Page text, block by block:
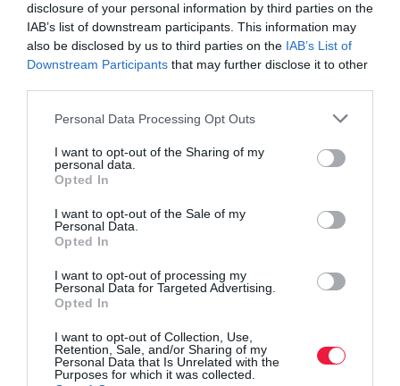
disclosure of your personal information by third parties on the
IAB’s list of downstream participants. This information may
also be disclosed by us to third parties on the IAB’s List of
Downstream Participants that may further disclose it to other
Please note that this website/app uses one or more Google
not limited to your visit or usage behaviour. You may click to
grant or deny consent to Google and its third-party tags to
use your data for below specified purposes in below Google
consent section.
Personal Data Processing Opt Outs
I want to opt-out of the Sharing of my
personal data.
Opted In
I want to opt-out of the Sale of my
Personal Data.
Opted In
I want to opt-out of processing my
Personal Data for Targeted Advertising.
Opted In
I want to opt-out of Collection, Use,
Retention, Sale, and/or Sharing of my
Personal Data that Is Unrelated with the
Purposes for which it was collected.
5,5 millió magyar él ma súlytöbblettel,
egyik legjelentősebb járványává nőtte ki magát az obezitás,
mondta Merkely Béla, belgyógyász, kardiológus, a Semmelweis
százalékát érinti valamilyen súlyprobléma.
EU-s összevetésben
arányaiban Magyarországnál csak
Horvátországban, Máltán és Csehországban van több elhízott
ember. Ezzel is 14%-kal az EU átlaga felett vagyunk.
túlsúly
betegség